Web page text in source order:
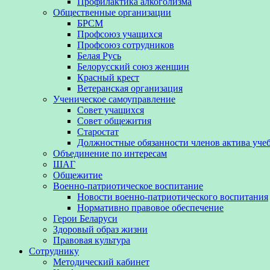
Общественные организации
БРСМ
Профсоюз учащихся
Профсоюз сотрудников
Белая Русь
Белорусский союз женщин
Красный крест
Ветеранская организация
Ученическое самоуправление
Совет учащихся
Совет общежития
Старостат
Должностные обязанности членов актива
Объединение по интересам
ШАГ
Общежитие
Военно-патриотическое воспитание
Новости военно-патриотического воспитания
Нормативно правовое обеспечение
Герои Беларуси
Здоровый образ жизни
Правовая культура
Сотруднику
Методический кабинет